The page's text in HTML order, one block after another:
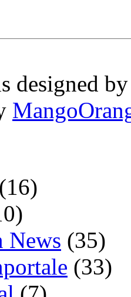
designed
(16)
News (35)
(33)